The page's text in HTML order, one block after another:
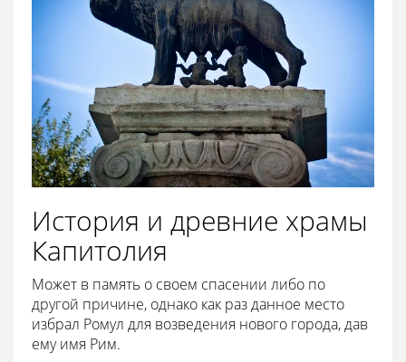
История и древние храмы
Капитолия
Может в память о своем спасении либо по
другой причине, однако как раз данное место
избрал Ромул для возведения нового города, дав
ему имя Рим.